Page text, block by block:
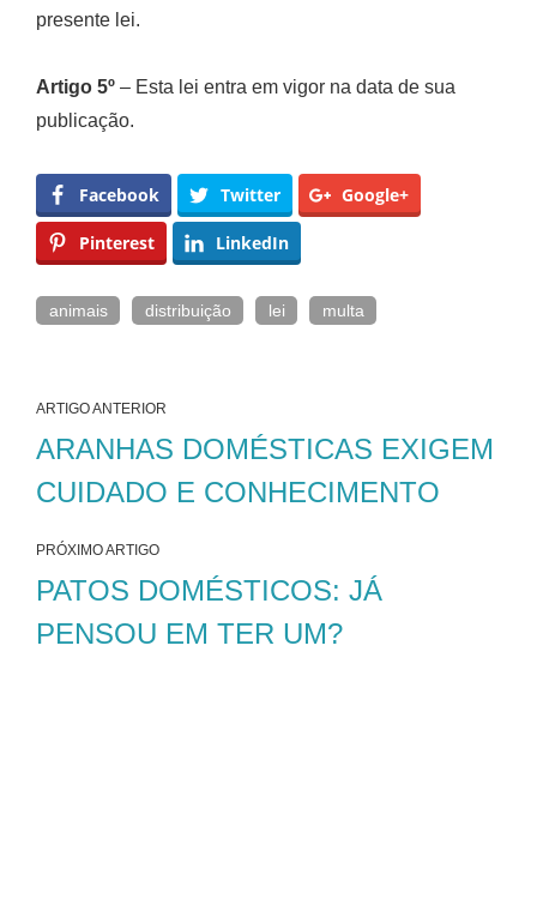
presente lei.
Artigo 5º – Esta lei entra em vigor na data de sua
publicação.
Facebook Twitter Google+
Pinterest LinkedIn
animais distribuição lei multa
ARTIGO ANTERIOR
ARANHAS DOMÉSTICAS EXIGEM
CUIDADO E CONHECIMENTO
PRÓXIMO ARTIGO
PATOS DOMÉSTICOS: JÁ
PENSOU EM TER UM?